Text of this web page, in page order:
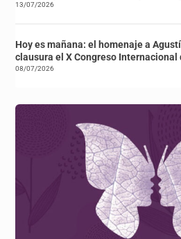
13/07/2026
Hoy es mañana: el homenaje a
clausura el X Congreso Internacional
08/07/2026